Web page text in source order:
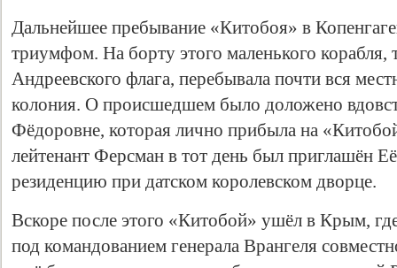
Дальнейшее пребывание «Китобоя» в
триумфом. На борту этого маленького корабля,
Андреевского флага, перебывала почти вся
колония. О происшедшем было доложено
Фёдоровне, которая лично прибыла на
лейтенант Ферсман в тот день был приглашён
резиденцию при датском королевском дворце.
Вскоре после этого «Китобой» ушёл в Крым,
под командованием генерала Врангеля